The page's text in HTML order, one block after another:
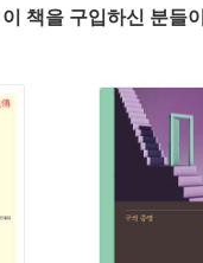
이 책을 구입하신 분들이